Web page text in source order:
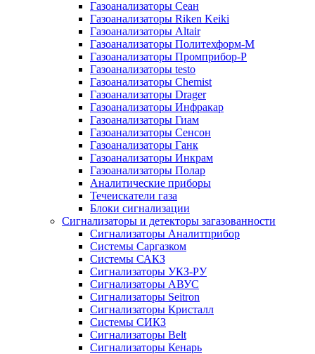
Газоанализаторы Сеан
Газоанализаторы Riken Keiki
Газоанализаторы Altair
Газоанализаторы Политехформ-М
Газоанализаторы Промприбор-Р
Газоанализаторы testo
Газоанализаторы Chemist
Газоанализаторы Drager
Газоанализаторы Инфракар
Газоанализаторы Гиам
Газоанализаторы Сенсон
Газоанализаторы Ганк
Газоанализаторы Инкрам
Газоанализаторы Полар
Аналитические приборы
Течеискатели газа
Блоки сигнализации
Сигнализаторы и детекторы загазованности
Сигнализаторы Аналитприбор
Системы Саргазком
Системы САКЗ
Сигнализаторы УКЗ-РУ
Сигнализаторы АВУС
Сигнализаторы Seitron
Сигнализаторы Кристалл
Системы СИКЗ
Сигнализаторы Belt
Сигнализаторы Кенарь